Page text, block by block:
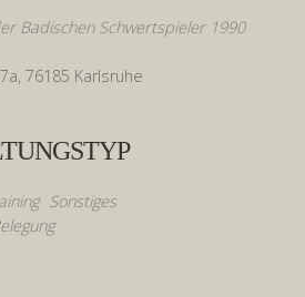
Badischen Schwertspieler 1990
76185 Karlsruhe
Sonstiges